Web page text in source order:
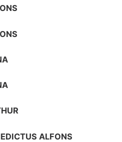
ALFONS